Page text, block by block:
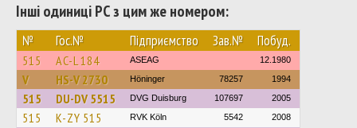
Інші одиниці РС з цим же номером:
№ Гос.№ Підприємство Зав.№ Побуд.
515 AC-L 184 ASEAG 12.1980
V HS-V 2730 Höninger 78257 1994
515 DU-DV 5515 DVG Duisburg 107697 2005
515 K-ZY 515 RVK Köln 5542 2008